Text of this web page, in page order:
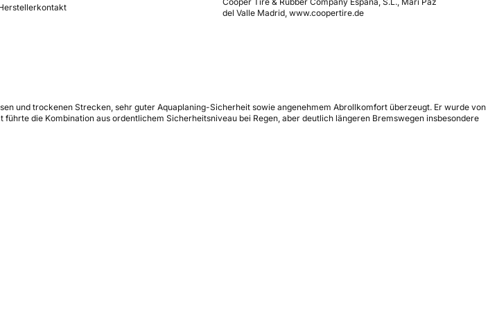
del Valle Madrid, www.coopertire.de
und trockenen Strecken, sehr guter Aquaplaning-Sicherheit sowie angenehmem Abrollkomfort überzeugt. Er wurde von
die Kombination aus ordentlichem Sicherheitsniveau bei Regen, aber deutlich längeren Bremswegen insbesondere